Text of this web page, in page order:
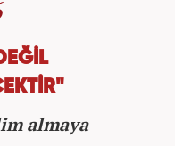
almaya